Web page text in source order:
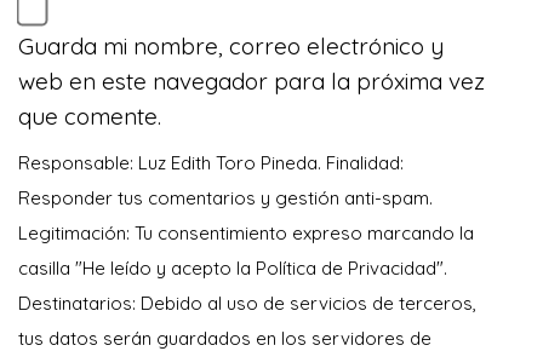
Guarda mi nombre, correo electrónico y
web en este navegador para la próxima vez
que comente.
Responsable: Luz Edith Toro Pineda. Finalidad:
Responder tus comentarios y gestión anti-spam.
Legitimación: Tu consentimiento expreso marcando la
casilla "He leído y acepto la Política de Privacidad".
Destinatarios: Debido al uso de servicios de terceros,
tus datos serán guardados en los servidores de